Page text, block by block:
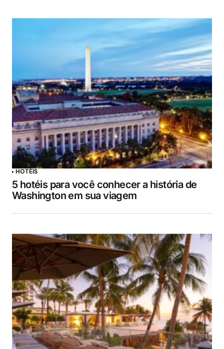
HOTÉIS
5 hotéis para você conhecer a história de
Washington em sua viagem